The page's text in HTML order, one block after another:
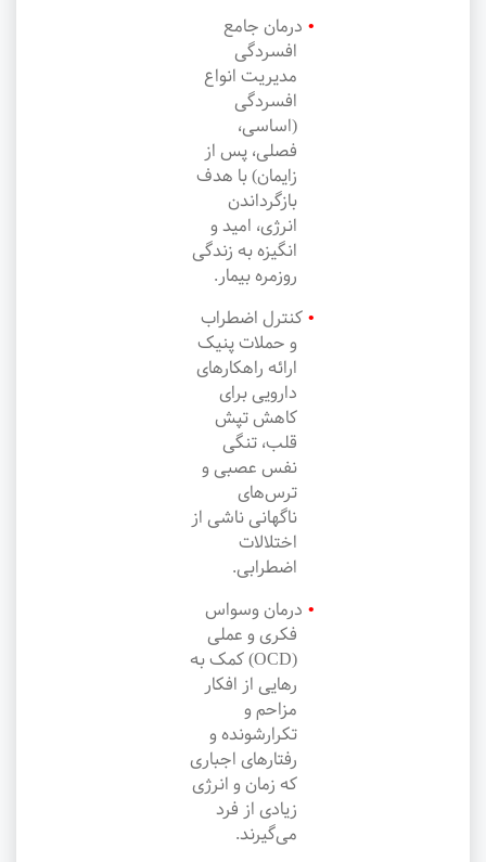
درمان جامع
افسردگی
مدیریت انواع
افسردگی
(اساسی،
فصلی، پس از
زایمان) با هدف
بازگرداندن
انرژی، امید و
انگیزه به زندگی
روزمره بیمار.
کنترل اضطراب
و حملات پنیک
ارائه راهکارهای
دارویی برای
کاهش تپش
قلب، تنگی
نفس عصبی و
ترس‌های
ناگهانی ناشی از
اختلالات
اضطرابی.
درمان وسواس
فکری و عملی
(OCD) کمک به
رهایی از افکار
مزاحم و
تکرارشونده و
رفتارهای اجباری
که زمان و انرژی
زیادی از فرد
می‌گیرند.